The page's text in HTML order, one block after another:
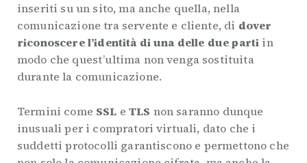
inseriti su un sito, ma anche quella, nella
comunicazione tra servente e cliente, di dover
riconoscere l’identità di una delle due parti in
modo che quest’ultima non venga sostituita
durante la comunicazione.
Termini come SSL eTLS non saranno dunque
inusuali per i compratori virtuali, dato che i
suddetti protocolli garantiscono e permettono che